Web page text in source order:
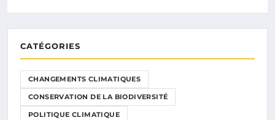
CATÉGORIES
CHANGEMENTS CLIMATIQUES
CONSERVATION DE LA BIODIVERSITÉ
POLITIQUE CLIMATIQUE